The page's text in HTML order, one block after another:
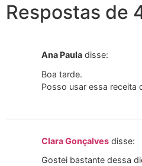
Respostas de
Ana Paula disse:
Boa tarde.
Posso usar essa receita
Clara Gonçalves disse:
Gostei bastante dessa